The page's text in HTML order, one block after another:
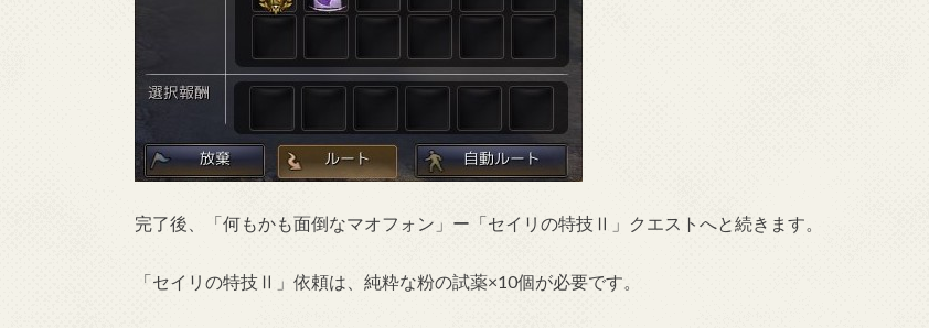
完了後、「何もかも面倒なマオフォン」ー「セイリの特技Ⅱ」クエストへと続きます。
「セイリの特技Ⅱ」依頼は、純粋な粉の試薬×10個が必要です。